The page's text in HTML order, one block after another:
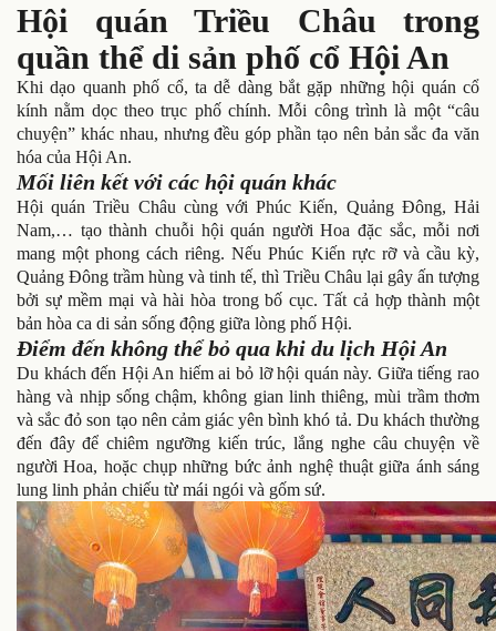
Hội quán Triều Châu trong
quần thể di sản phố cổ Hội An
Khi dạo quanh phố cổ, ta dễ dàng bắt gặp những hội quán cổ
kính nằm dọc theo trục phố chính. Mỗi công trình là một “câu
chuyện” khác nhau, nhưng đều góp phần tạo nên bản sắc đa văn
hóa của Hội An.
Mối liên kết với các hội quán khác
Hội quán Triều Châu cùng vớiPhúc Kiến, Quảng Đông, Hải
Nam,… tạo thành chuỗi hội quán người Hoa đặc sắc, mỗi nơi
mang một phong cách riêng. Nếu Phúc Kiến rực rỡ và cầu kỳ,
Quảng Đông trầm hùng và tinh tế, thì Triều Châu lại gây ấn tượng
bởi sự mềm mại và hài hòa trong bố cục. Tất cả hợp thành một
bản hòa ca di sản sống động giữa lòng phố Hội.
Điểm đến không thể bỏ qua khi du lịch Hội An
Du khách đến Hội An hiếm ai bỏ lỡ hội quán này. Giữa tiếng rao
hàng và nhịp sống chậm, không gian linh thiêng, mùi trầm thơm
và sắc đỏ son tạo nên cảm giác yên bình khó tả. Du khách thường
đến đây để chiêm ngưỡng kiến trúc, lắng nghe câu chuyện về
người Hoa, hoặc chụp những bức ảnh nghệ thuật giữa ánh sáng
lung linh phản chiếu từ mái ngói và gốm sứ.